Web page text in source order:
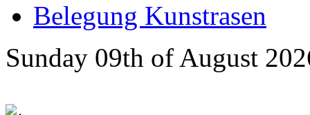
Belegung Kunstrasen
Sunday 09th of August